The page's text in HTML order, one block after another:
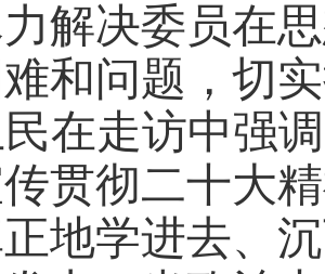
解决委员在
和问题，切实
在走访中强
贯彻二十大
地学进去、